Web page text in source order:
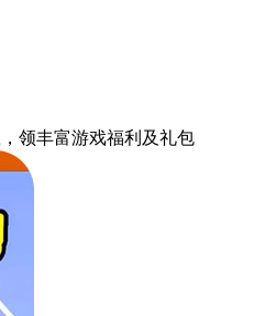
，领丰富游戏福利 及礼包